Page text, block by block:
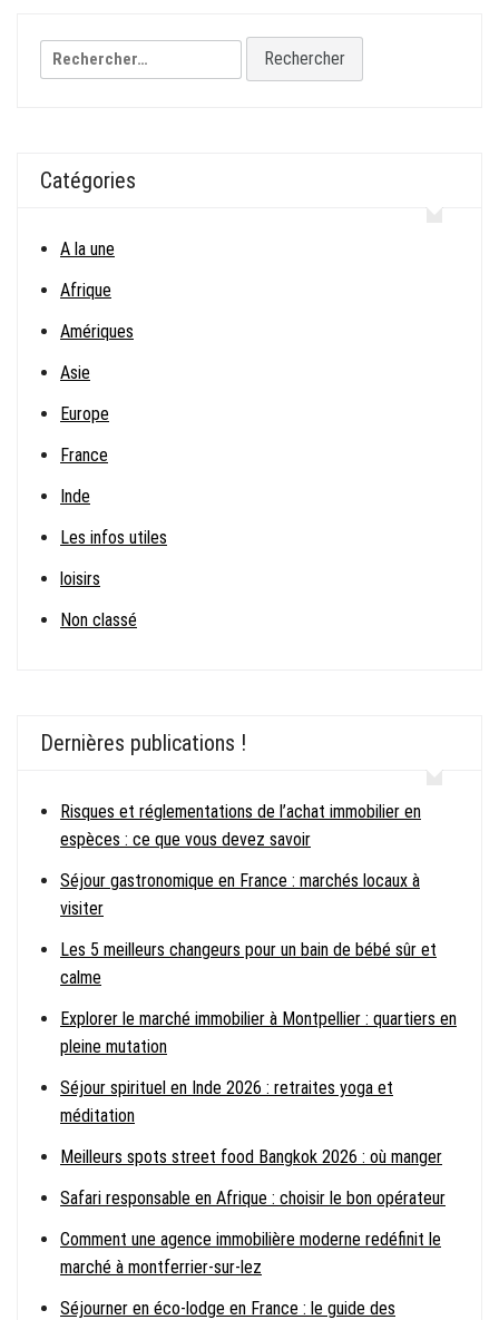
Rechercher :
Catégories
A la une
Afrique
Amériques
Asie
Europe
France
Inde
Les infos utiles
loisirs
Non classé
Dernières publications !
Risques et réglementations de l’achat immobilier en
espèces : ce que vous devez savoir
Séjour gastronomique en France : marchés locaux à
visiter
Les 5 meilleurs changeurs pour un bain de bébé sûr et
calme
Explorer le marché immobilier à Montpellier : quartiers en
pleine mutation
Séjour spirituel en Inde 2026 : retraites yoga et
méditation
Meilleurs spots street food Bangkok 2026 : où manger
Safari responsable en Afrique : choisir le bon opérateur
Comment une agence immobilière moderne redéfinit le
marché à montferrier-sur-lez
Séjourner en éco-lodge en France : le guide des